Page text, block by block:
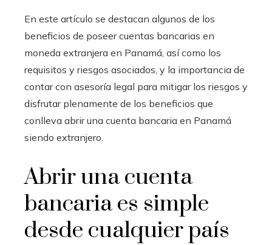
En este artículo se destacan algunos de los
beneficios de poseer cuentas bancarias en
moneda extranjera en Panamá, así como los
requisitos y riesgos asociados, y la importancia de
contar con asesoría legal para mitigar los riesgos y
disfrutar plenamente de los beneficios que
conlleva abrir una cuenta bancaria en Panamá
siendo extranjero.
Abrir una cuenta
bancaria es simple
desde cualquier país